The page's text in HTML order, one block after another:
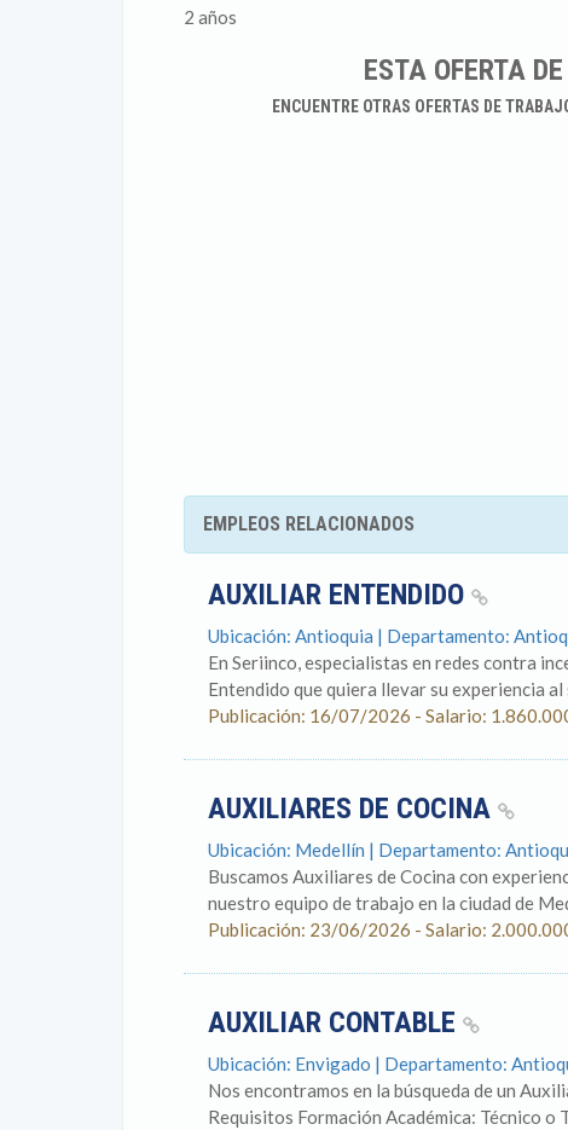
2 años
ESTA OFERTA
ENCUENTRE OTRAS OFERTAS DE
EMPLEOS RELACIONADOS
AUXILIAR ENTENDIDO
Ubicación: Antioquia | Departamento:
En Seriinco, especialistas en redes contra
Entendido que quiera llevar su experiencia
Publicación: 16/07/2026 - Salario:
AUXILIARES DE COCINA
Ubicación: Medellín | Departamento:
Buscamos Auxiliares de Cocina con
nuestro equipo de trabajo en la ciudad de
Publicación: 23/06/2026 - Salario:
AUXILIAR CONTABLE
Ubicación: Envigado | Departamento:
Nos encontramos en la búsqueda de un
Requisitos Formación Académica: Técnico o